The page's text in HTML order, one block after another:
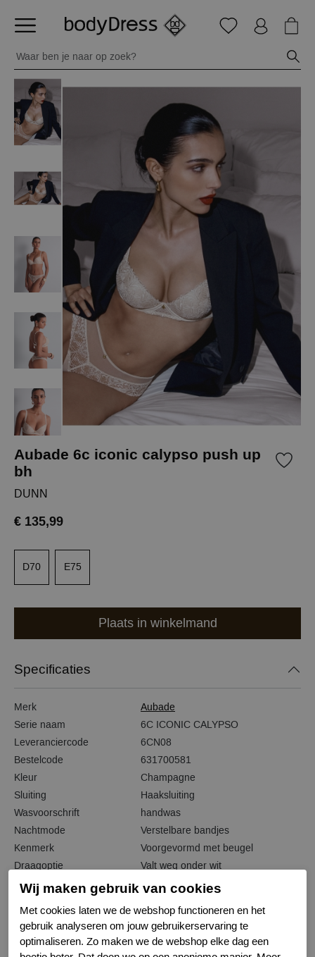
Aubade 6c iconic calypso push up
bh
DUNN
€ 135,99
D70 E75
Plaats in winkelmand
Specificaties
Merk
Aubade
Serie naam
6C ICONIC CALYPSO
Leveranciercode
6CN08
Bestelcode
631700581
Kleur
Champagne
Sluiting
Haaksluiting
Wasvoorschrift
handwas
Nachtmode
Verstelbare bandjes
Kenmerk
Voorgevormd met beugel
Draagoptie
Valt weg onder wit
Gerelateerde producten
Wij maken gebruik van cookies
Met cookies laten we de webshop functioneren en het
gebruik analyseren om jouw gebruikerservaring te
optimaliseren. Zo maken we de webshop elke dag een